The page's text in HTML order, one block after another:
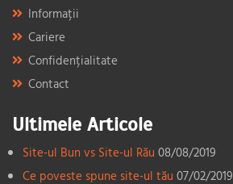
Informații
Cariere
Confidențialitate
Contact
Ultimele Articole
Site-ul Bun vs Site-ul Rău 08/08/2019
Ce poveste spune site-ul tău 07/02/2019